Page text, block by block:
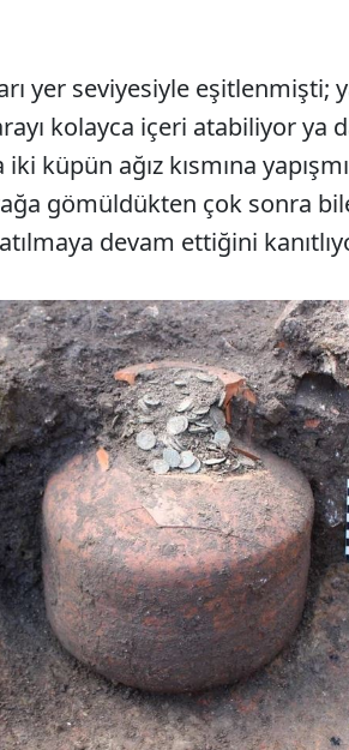
yer seviyesiyle eşitlenmişti;
kolayca içeri atabiliyor ya
küpün ağız kısmına
gömüldükten çok sonra
devam ettiğini